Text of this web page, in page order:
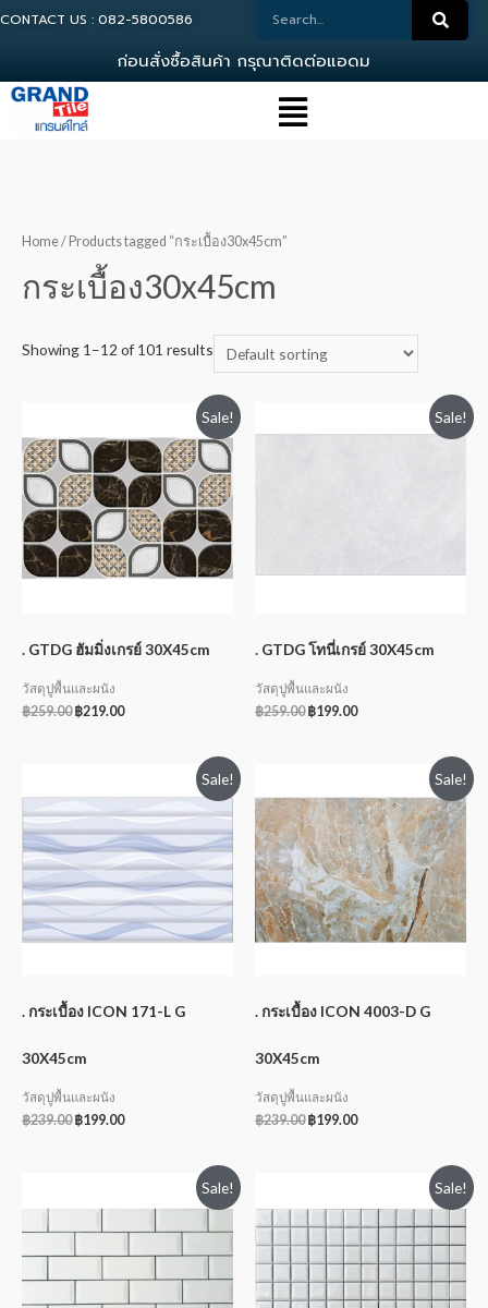
CONTACT US : 082-5800586
อนสงซอสนคา ก รณาตดตอแอดมน
Home/ Products tagged “กระเบื้อง30x45cm”
กระเบื้อง30x45cm
Showing 1–12 of 101 results
Sale!
. GTDG ฮัมมิ่งเกรย์ 30X45cm
วัสดุปูพื้นและผนัง
฿259.00 ฿219.00
Sale!
. GTDG โทนี่เกรย์ 30X45cm
วัสดุปูพื้นและผนัง
฿259.00 ฿199.00
Sale!
. กระเบื้อง ICON 171-L G
30X45cm
วัสดุปูพื้นและผนัง
฿239.00 ฿199.00
Sale!
. กระเบื้อง ICON 4003-D G
30X45cm
วัสดุปูพื้นและผนัง
฿239.00 ฿199.00
Sale! Sale!